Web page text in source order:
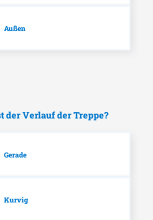
Außen
der Verlauf der Treppe?
Gerade
Kurvig